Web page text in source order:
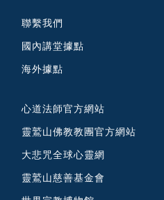
聯繫我們
國內講堂據點
海外據點
心道法師官方網站
靈鷲山佛教教團官方網站
大悲咒全球心靈網
靈鷲山慈善基金會